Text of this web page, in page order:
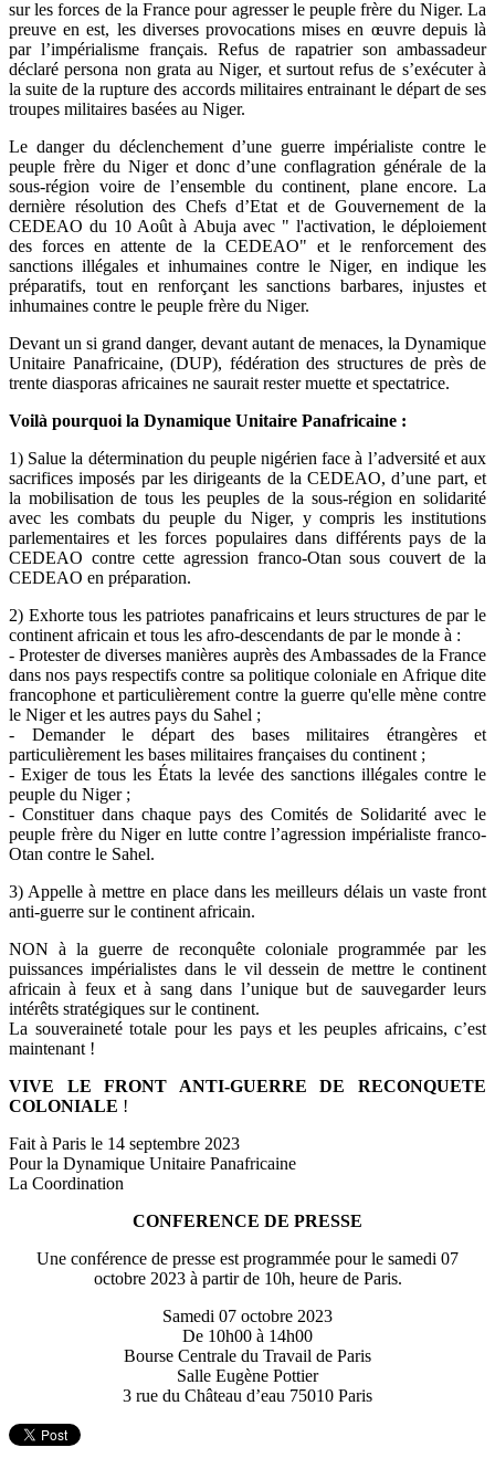
sur les forces de la France pour agresser le peuple frère du Niger. La
preuve en est, les diverses provocations mises en œuvre depuis là
par l’impérialisme français. Refus de rapatrier son ambassadeur
déclaré persona non grata au Niger, et surtout refus de s’exécuter à
la suite de la rupture des accords militaires entrainant le départ de ses
troupes militaires basées au Niger.
Le danger du déclenchement d’une guerre impérialiste contre le
peuple frère du Niger et donc d’une conflagration générale de la
sous-région voire de l’ensemble du continent, plane encore. La
dernière résolution des Chefs d’Etat et de Gouvernement de la
CEDEAO du 10 Août à Abuja avec " l'activation, le déploiement
des forces en attente de la CEDEAO" et le renforcement des
sanctions illégales et inhumaines contre le Niger, en indique les
préparatifs, tout en renforçant les sanctions barbares, injustes et
inhumaines contre le peuple frère du Niger.
Devant un si grand danger, devant autant de menaces, la Dynamique
Unitaire Panafricaine, (DUP), fédération des structures de près de
trente diasporas africaines ne saurait rester muette et spectatrice.
Voilà pourquoi la Dynamique Unitaire Panafricaine :
1) Salue la détermination du peuple nigérien face à l’adversité et aux
sacrifices imposés par les dirigeants de la CEDEAO, d’une part, et
la mobilisation de tous les peuples de la sous-région en solidarité
avec les combats du peuple du Niger, y compris les institutions
parlementaires et les forces populaires dans différents pays de la
CEDEAO contre cette agression franco-Otan sous couvert de la
CEDEAO en préparation.
2) Exhorte tous les patriotes panafricains et leurs structures de par le
continent africain et tous les afro-descendants de par le monde à :
- Protester de diverses manières auprès des Ambassades de la France
dans nos pays respectifs contre sa politique coloniale en Afrique dite
francophone et particulièrement contre la guerre qu'elle mène contre
le Niger et les autres pays du Sahel ;
- Demander le départ des bases militaires étrangères et
particulièrement les bases militaires françaises du continent ;
- Exiger de tous les États la levée des sanctions illégales contre le
peuple du Niger ;
- Constituer dans chaque pays des Comités de Solidarité avec le
peuple frère du Niger en lutte contre l’agression impérialiste franco-
Otan contre le Sahel.
3) Appelle à mettre en place dans les meilleurs délais un vaste front
anti-guerre sur le continent africain.
NON à la guerre de reconquête coloniale programmée par les
puissances impérialistes dans le vil dessein de mettre le continent
africain à feux et à sang dans l’unique but de sauvegarder leurs
intérêts stratégiques sur le continent.
La souveraineté totale pour les pays et les peuples africains, c’est
maintenant !
VIVE LE FRONT ANTI-GUERRE DE RECONQUETE
COLONIALE !
Fait à Paris le 14 septembre 2023
Pour la Dynamique Unitaire Panafricaine
La Coordination
CONFERENCE DE PRESSE
Une conférence de presse est programmée pour le samedi 07
octobre 2023 à partir de 10h, heure de Paris.
Samedi 07 octobre 2023
De 10h00 à 14h00
Bourse Centrale du Travail de Paris
Salle Eugène Pottier
3 rue du Château d’eau 75010 Paris